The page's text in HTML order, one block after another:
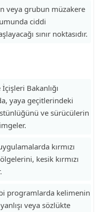
veya grubun müzakere
ciddi
sınır noktasıdır.
Bakanlığı
yaya geçitlerindeki
ve sürücülerin
kırmızı
kesik kırmızı
programlarda kelimenin
veya sözlükte